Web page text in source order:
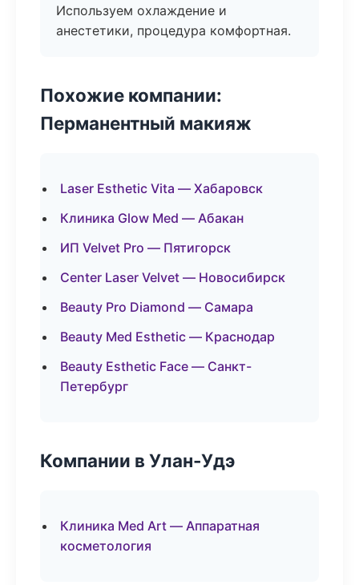
Используем охлаждение и
анестетики, процедура комфортная.
Похожие компании:
Перманентный макияж
Laser Esthetic Vita — Хабаровск
Клиника Glow Med — Абакан
ИП Velvet Pro — Пятигорск
Center Laser Velvet — Новосибирск
Beauty Pro Diamond — Самара
Beauty Med Esthetic — Краснодар
Beauty Esthetic Face — Санкт-
Петербург
Компании в Улан-Удэ
Клиника Med Art — Аппаратная
косметология